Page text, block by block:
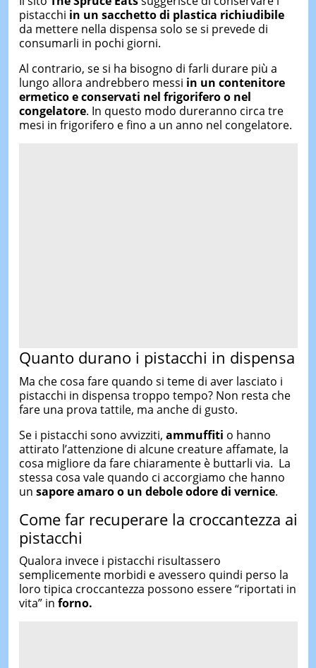
pistacchi in un sacchetto di plastica richiudibile
da mettere nella dispensa solo se si prevede di
consumarli in pochi giorni.
Al contrario, se si ha bisogno di farli durare più a
lungo allora andrebbero messi in un contenitore
ermetico e conservati nel frigorifero o nel
congelatore. In questo modo dureranno circa tre
mesi in frigorifero e fino a un anno nel congelatore.
Quanto durano i pistacchi in dispensa
Ma che cosa fare quando si teme di aver lasciato i
pistacchi in dispensa troppo tempo? Non resta che
fare una prova tattile, ma anche di gusto.
Se i pistacchi sono avvizziti, ammuffiti o hanno
attirato l’attenzione di alcune creature affamate, la
cosa migliore da fare chiaramente è buttarli via. La
stessa cosa vale quando ci accorgiamo che hanno
un sapore amaro o un debole odore di vernice.
Come far recuperare la croccantezza ai
pistacchi
Qualora invece i pistacchi risultassero
semplicemente morbidi e avessero quindi perso la
loro tipica croccantezza possono essere “riportati in
vita” in forno.